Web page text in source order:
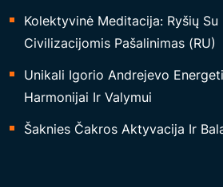
Kolektyvinė Meditacija: Ryšių
Civilizacijomis Pašalinimas (RU)
Unikali Igorio Andrejevo
Harmonijai Ir Valymui
Šaknies Čakros Aktyvacija Ir